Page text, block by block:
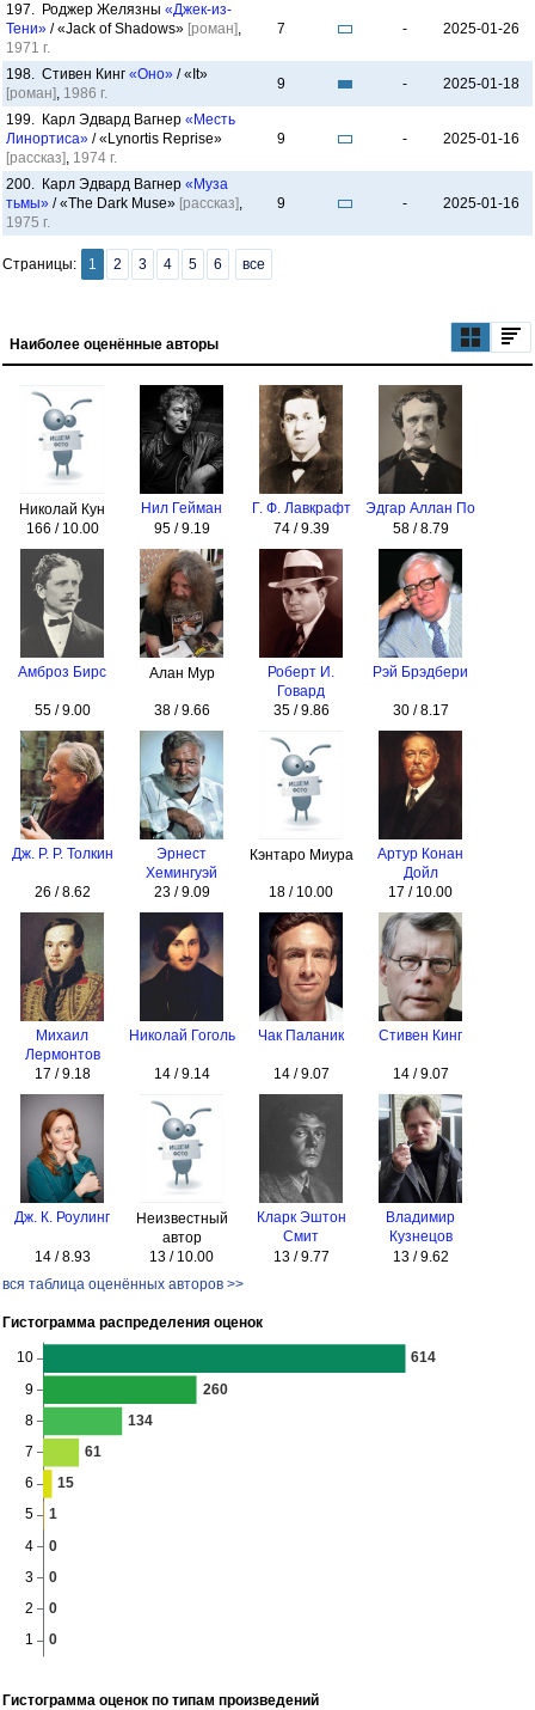
197. Роджер Желязны «Джек-из-
Тени» / «Jack of Shadows» [роман],
1971 г.
7 - 2025-01-26
198. Стивен Кинг «Оно» / «It»
[роман], 1986 г.
9 - 2025-01-18
199. Карл Эдвард Вагнер «Месть
Линортиса» / «Lynortis Reprise»
[рассказ], 1974 г.
9 - 2025-01-16
200. Карл Эдвард Вагнер «Муза
тьмы» / «The Dark Muse» [рассказ],
1975 г.
9 - 2025-01-16
Страницы: 1 2 3 4 5 6 все
Наиболее оценённые авторы
Николай Кун
166 / 10.00
Нил Гейман
95 / 9.19
Г. Ф. Лавкрафт
74 / 9.39
Эдгар Аллан По
58 / 8.79
Амброз Бирс
55 / 9.00
Алан Мур
38 / 9.66
Роберт И.
Говард
35 / 9.86
Рэй Брэдбери
30 / 8.17
Дж. Р. Р. Толкин
26 / 8.62
Эрнест
Хемингуэй
23 / 9.09
Кэнтаро Миура
18 / 10.00
Артур Конан
Дойл
17 / 10.00
Михаил
Лермонтов
17 / 9.18
Николай Гоголь
14 / 9.14
Чак Паланик
14 / 9.07
Стивен Кинг
14 / 9.07
Дж. К. Роулинг
14 / 8.93
Неизвестный
автор
13 / 10.00
Кларк Эштон
Смит
13 / 9.77
Владимир
Кузнецов
13 / 9.62
вся таблица оценённых авторов >>
Гистограмма распределения оценок
Гистограмма оценок по типам произведений